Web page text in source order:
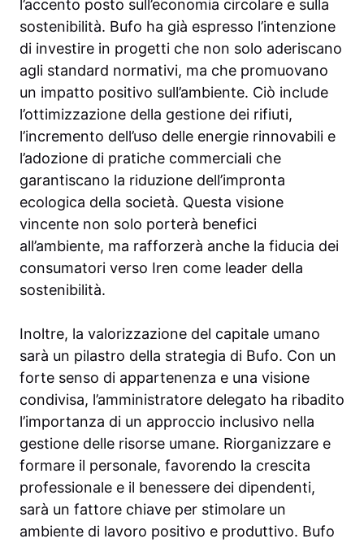
l’accento posto sull’economia circolare e sulla
sostenibilità. Bufo ha già espresso l’intenzione
di investire in progetti che non solo aderiscano
agli standard normativi, ma che promuovano
un impatto positivo sull’ambiente. Ciò include
l’ottimizzazione della gestione dei rifiuti,
l’incremento dell’uso delle energie rinnovabili e
l’adozione di pratiche commerciali che
garantiscano la riduzione dell’impronta
ecologica della società. Questa visione
vincente non solo porterà benefici
all’ambiente, ma rafforzerà anche la fiducia dei
consumatori verso Iren come leader della
sostenibilità.
Inoltre, la valorizzazione del capitale umano
sarà un pilastro della strategia di Bufo. Con un
forte senso di appartenenza e una visione
condivisa, l’amministratore delegato ha ribadito
l’importanza di un approccio inclusivo nella
gestione delle risorse umane. Riorganizzare e
formare il personale, favorendo la crescita
professionale e il benessere dei dipendenti,
sarà un fattore chiave per stimolare un
ambiente di lavoro positivo e produttivo. Bufo